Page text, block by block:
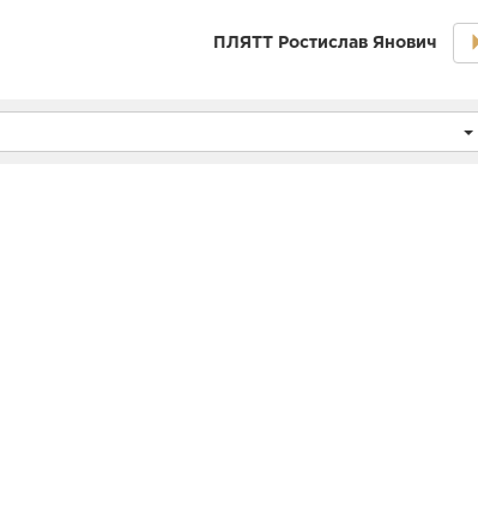
ПЛЯТТ Ростислав Янович